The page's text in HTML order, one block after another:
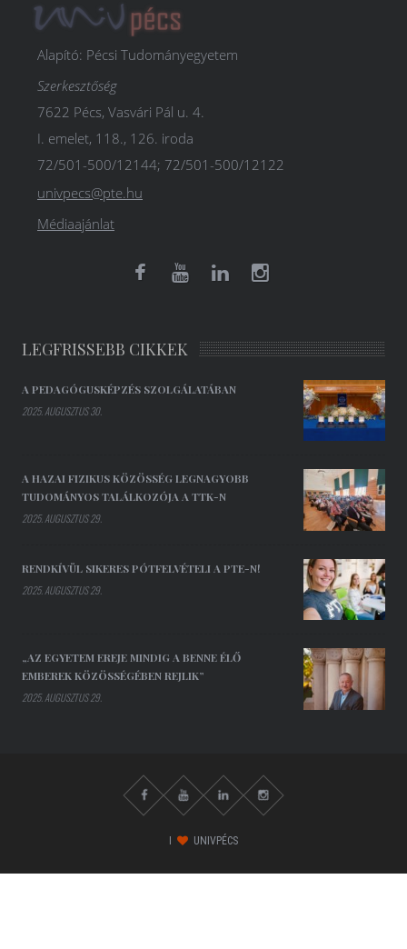
Alapító: Pécsi Tudományegyetem
Szerkesztőség
7622 Pécs, Vasvári Pál u. 4.
I. emelet, 118., 126. iroda
72/501-500/12144; 72/501-500/12122
univpecs@pte.hu
Médiaajánlat
LEGFRISSEBB CIKKEK
A PEDAGÓGUSKÉPZÉS SZOLGÁLATÁBAN
2025. AUGUSZTUS 30.
A HAZAI FIZIKUS KÖZÖSSÉG LEGNAGYOBB
TUDOMÁNYOS TALÁLKOZÓJA A TTK-N
2025. AUGUSZTUS 29.
RENDKÍVÜL SIKERES PÓTFELVÉTELI A PTE-N!
2025. AUGUSZTUS 29.
„AZ EGYETEM EREJE MINDIG A BENNE ÉLŐ
EMBEREK KÖZÖSSÉGÉBEN REJLIK”
2025. AUGUSZTUS 29.
I UNIVPÉCS